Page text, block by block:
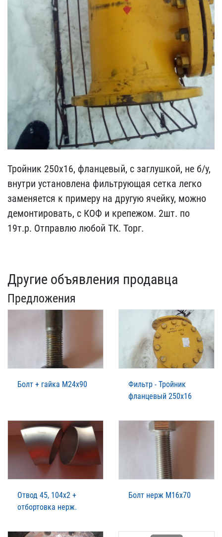
Тройник 250х16, фланцевы​й, с заглушкой, не б/у, ​
внутри установлена фильт​рующая сетка легко
замен​яется к примеру на другу​ю ячейку, можно
демонтир​овать, с КОФ и крепежом.​ 2шт. по
19т.р. Отправлю​ любой ТК. Торг.
Другие объявления продавца
Предложения
Болт + гайка М24х90
Фильтр - Тройник
фланцевый 250х16
Отвод 45, 104х2 +
отбортовка нерж.
Болт нерж М16х70